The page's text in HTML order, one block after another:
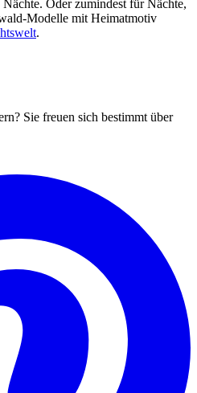
Oder zumindest für Nächte,
Modelle mit Heimatmotiv
.
Sie freuen sich bestimmt über